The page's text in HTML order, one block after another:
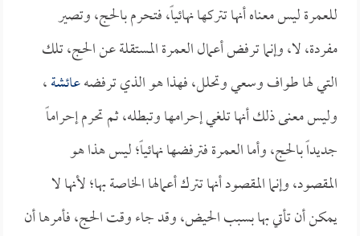
للعمرة ليس معناه أنها تتركها نهائياً، فتحرم بالحج، وتصير
مفردة، لا، وإنما ترفض أعمال العمرة المستقلة عن الحج، تلك
التي لها طواف وسعي وتحلل، فهذا هو الذي ترفضهعائشة،
وليس معنى ذلك أنها تلغي إحرامها وتبطله، ثم تحرم إحراماً
جديداً بالحج، وأما العمرة فترفضها نهائياً؛ ليس هذا هو
المقصود، وإنما المقصود أنها تترك أعمالها الخاصة بها؛ لأنها لا
يمكن أن تأتي بها بسبب الحيض، وقد جاء وقت الحج، فأمرها أن